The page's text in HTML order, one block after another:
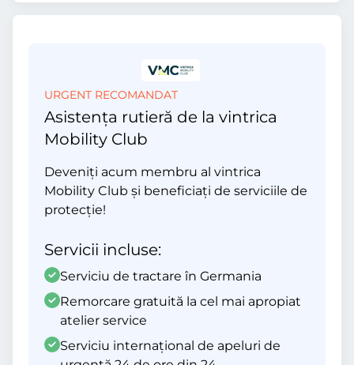
URGENT RECOMANDAT
Asistența rutieră de la vintrica
Mobility Club
Deveniți acum membru al vintrica
Mobility Club și beneficiați de serviciile de
protecție!
Servicii incluse:
Serviciu de tractare în Germania
Remorcare gratuită la cel mai apropiat
atelier service
Serviciu internațional de apeluri de